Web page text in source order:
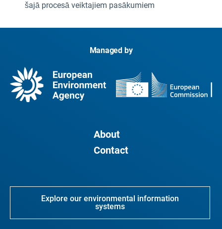
šajā procesā veiktajiem pasākumiem
Managed by
About
Contact
Explore our environmental information
systems